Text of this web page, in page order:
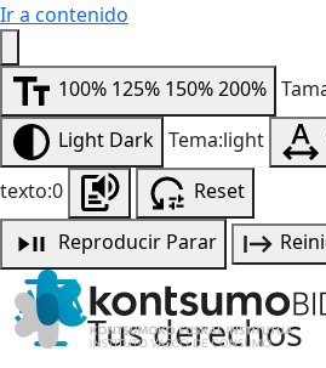
Ir a contenido
100% 125% 150%200%
Light Dark Tema:light
texto:0
Reset
Reproducir Parar
Tus derechos